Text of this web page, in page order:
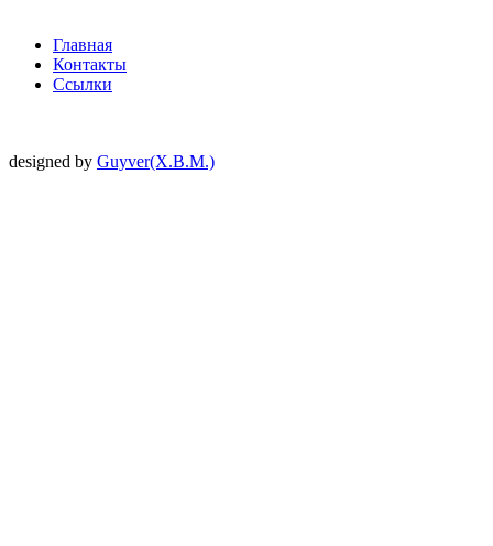
Главная
Контакты
Ссылки
designed by Guyver(X.B.M.)